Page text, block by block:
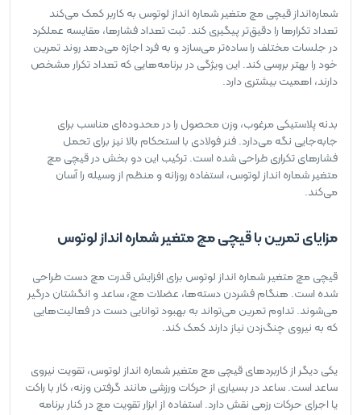
شماره‌انداز قیچی مچ متغیر شماره انداز لوتوس به کاربر کمک می‌کند
تعداد تکرارها را دقیق‌تر پیگیری کند. ثبت تعداد فشارها، مقایسه عملکرد
در جلسات مختلف را ساده‌تر می‌سازد و به فرد اجازه می‌دهد روند تمرین
خود را بهتر بررسی کند. این ویژگی در برنامه‌هایی که تعداد تکرار مشخص
دارند، اهمیت بیشتری دارد.
بدنه پلاستیکی مرغوب، وزن محصول را در محدوده‌ای مناسب برای
جابه‌جایی نگه می‌دارد. فنر فولادی با استحکام بالا نیز برای تحمل
فشارهای تکراری طراحی شده است. ترکیب این دو بخش در قیچی مچ
متغیر شماره انداز لوتوس، استفاده روزانه و منظم از وسیله را آسان
می‌کند.
مزایای تمرین با قیچی مچ متغیر شماره انداز لوتوس
قیچی مچ متغیر شماره انداز لوتوس برای افزایش قدرت مچ دست طراحی
شده است. هنگام فشردن دسته‌ها، عضلات مچ، ساعد و انگشتان درگیر
می‌شوند. تداوم تمرین می‌تواند به بهبود توانایی دست در فعالیت‌هایی
که به نیروی چنگ‌زدن نیاز دارند کمک کند.
یکی دیگر از کاربردهای قیچی مچ متغیر شماره انداز لوتوس، تقویت نیروی
ساعد است. ساعد در بسیاری از حرکات ورزشی مانند گرفتن وزنه، کار با راکت
یا اجرای حرکات رزمی نقش دارد. استفاده از ابزار تقویت مچ در کنار برنامه